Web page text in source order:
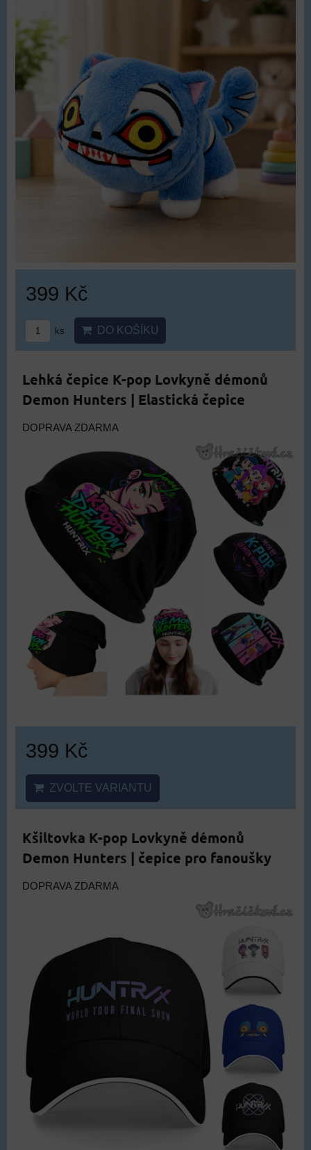
399 Kč
ks DO KOŠÍKU
Lehká čepice K-pop Lovkyně démonů
Demon Hunters | Elastická čepice
DOPRAVA ZDARMA
399 Kč
ZVOLTE VARIANTU
Kšiltovka K-pop Lovkyně démonů
Demon Hunters | čepice pro fanoušky
DOPRAVA ZDARMA